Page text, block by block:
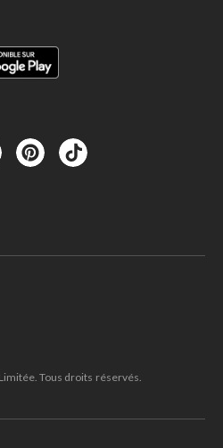
Tous droits réservés.